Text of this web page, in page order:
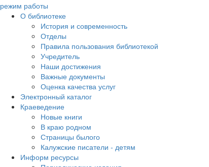
режим работы
О библиотеке
История и современность
Отделы
Правила пользования библиотекой
Учредитель
Наши достижения
Важные документы
Оценка качества услуг
Электронный каталог
Краеведение
Новые книги
В краю родном
Страницы былого
Калужские писатели - детям
Информ ресурсы